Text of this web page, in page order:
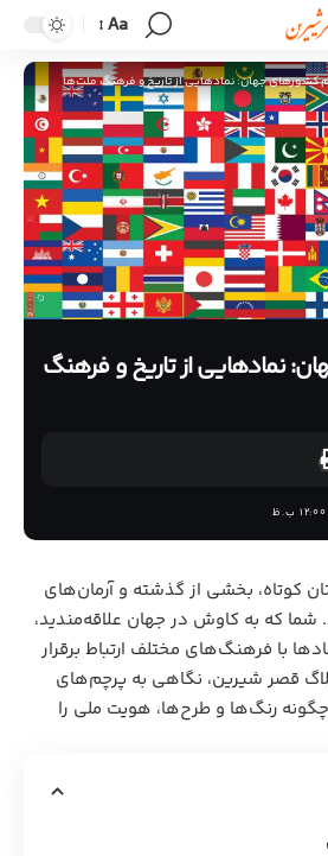
Aa
کشورهای جهان: نمادهایی از تاریخ و فرهنگ ملت‌ها
نمادهایی از تاریخ و فرهنگ
کوتاه، بخشی از گذشته و آرمان‌های
شما که به کاوش در جهان علاقه‌مندید،
با فرهنگ‌های مختلف ارتباط برقرار
قصر شیرین، نگاهی به پرچم‌های
چگونه رنگ‌ها و طرح‌ها، هویت ملی را